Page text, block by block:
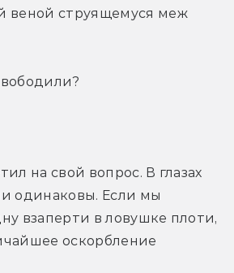
веной струящемуся меж
на свой вопрос. В глазах
одинаковы. Если мы
взаперти в ловушке плоти,
оскорбление